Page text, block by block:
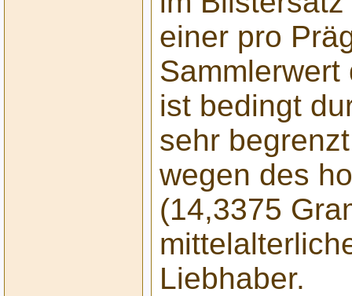
einer pro
ist bedingt
sehr
wegen des
(14,3375
Liebhaber.